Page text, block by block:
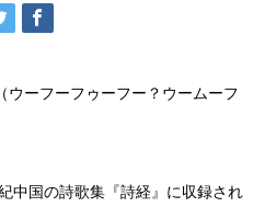
ウーフーフゥーフー？ウームーフ
国の詩歌集『詩経』に収録され